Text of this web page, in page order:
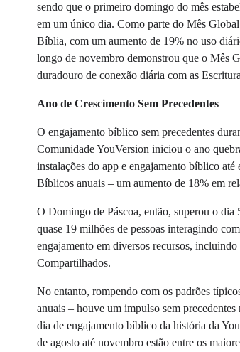
sendo que o primeiro domingo do mês
em um único dia. Como parte do Mês
Bíblia, com um aumento de 19% no uso
longo de novembro demonstrou que o Mês
duradouro de conexão diária com as
Ano de Crescimento Sem Precedentes
O engajamento bíblico sem precedentes
Comunidade YouVersion iniciou o ano
instalações do app e engajamento bíblico
Bíblicos anuais – um aumento de 18% em
O Domingo de Páscoa, então, superou o
quase 19 milhões de pessoas interagindo
engajamento em diversos recursos,
Compartilhados.
No entanto, rompendo com os padrões
anuais – houve um impulso sem
dia de engajamento bíblico da história da
de agosto até novembro estão entre os